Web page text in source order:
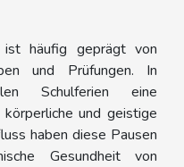
häufig geprägt von
und Prüfungen. In
Schulferien eine
und geistige
haben diese Pausen
Gesundheit von